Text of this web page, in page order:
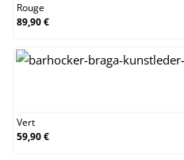
Rouge
89,90 €
Vert
59,90 €